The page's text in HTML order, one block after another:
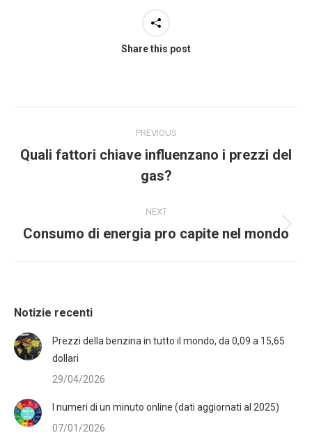
Share this post
PREVIOUS
Quali fattori chiave influenzano i prezzi del
gas?
NEXT
Consumo di energia pro capite nel mondo
Notizie recenti
Prezzi della benzina in tutto il mondo, da 0,09 a 15,65
dollari
29/04/2026
I numeri di un minuto online (dati aggiornati al 2025)
07/01/2026